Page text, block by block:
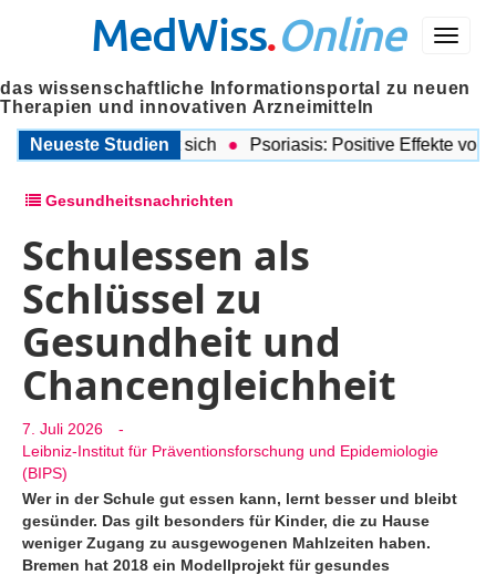
Menü
MedWiss.Online
das wissenschaftliche Informationsportal zu neuen
Therapien und innovativen Arzneimitteln
Neueste Studien
lohnt sich Psoriasis: Positive Effekte von
Gesundheitsnachrichten
Schulessen als
Schlüssel zu
Gesundheit und
Chancengleichheit
7. Juli 2026
-
Leibniz-Institut für Präventionsforschung und Epidemiologie
(BIPS)
Wer in der Schule gut essen kann, lernt besser und bleibt
gesünder. Das gilt besonders für Kinder, die zu Hause
weniger Zugang zu ausgewogenen Mahlzeiten haben.
Bremen hat 2018 ein Modellprojekt für gesundes